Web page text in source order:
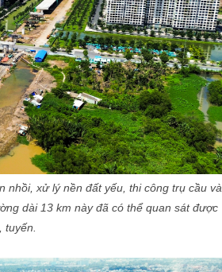
nhồi, xử lý nền đất yếu, thi công trụ cầu và
dài 13 km này đã có thể quan sát được